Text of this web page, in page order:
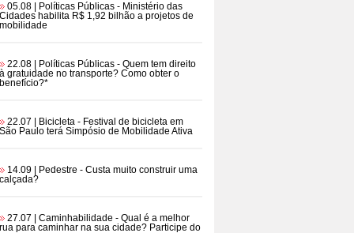
05.08 | Políticas Públicas - Ministério das
Cidades habilita R$ 1,92 bilhão a projetos de
mobilidade
22.08 | Políticas Públicas - Quem tem direito
à gratuidade no transporte? Como obter o
benefício?*
22.07 | Bicicleta - Festival de bicicleta em
São Paulo terá Simpósio de Mobilidade Ativa
14.09 | Pedestre - Custa muito construir uma
calçada?
27.07 | Caminhabilidade - Qual é a melhor
rua para caminhar na sua cidade? Participe do